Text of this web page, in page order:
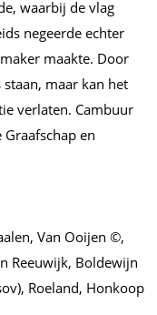
waarbij de vlag
negeerde echter
maakte. Door
maar kan het
verlaten. Cambuur
en
Van Ooijen ©,
Reeuwijk, Boldewijn
Roeland, Honkoop